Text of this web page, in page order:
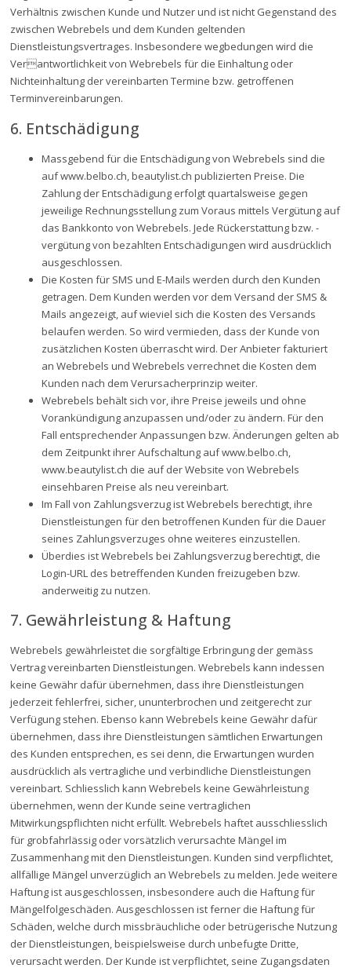
Verhältnis zwischen Kunde und Nutzer und ist nicht Gegenstand des
zwischen Webrebels und dem Kunden geltenden
Dienstleistungsvertrages. Insbesondere wegbedungen wird die
Verantwortlichkeit von Webrebels für die Einhaltung oder
Nichteinhaltung der vereinbarten Termine bzw. getroffenen
Terminvereinbarungen.
6. Entschädigung
Massgebend für die Entschädigung von Webrebels sind die
auf www.belbo.ch, beautylist.ch publizierten Preise. Die
Zahlung der Entschädigung erfolgt quartalsweise gegen
jeweilige Rechnungsstellung zum Voraus mittels Vergütung auf
das Bankkonto von Webrebels. Jede Rückerstattung bzw. -
vergütung von bezahlten Entschädigungen wird ausdrücklich
ausgeschlossen.
Die Kosten für SMS und E-Mails werden durch den Kunden
getragen. Dem Kunden werden vor dem Versand der SMS &
Mails angezeigt, auf wieviel sich die Kosten des Versands
belaufen werden. So wird vermieden, dass der Kunde von
zusätzlichen Kosten überrascht wird. Der Anbieter fakturiert
an Webrebels und Webrebels verrechnet die Kosten dem
Kunden nach dem Verursacherprinzip weiter.
Webrebels behält sich vor, ihre Preise jeweils und ohne
Vorankündigung anzupassen und/oder zu ändern. Für den
Fall entsprechender Anpassungen bzw. Änderungen gelten ab
dem Zeitpunkt ihrer Aufschaltung auf www.belbo.ch,
www.beautylist.ch die auf der Website von Webrebels
einsehbaren Preise als neu vereinbart.
Im Fall von Zahlungsverzug ist Webrebels berechtigt, ihre
Dienstleistungen für den betroffenen Kunden für die Dauer
seines Zahlungsverzuges ohne weiteres einzustellen.
Überdies ist Webrebels bei Zahlungsverzug berechtigt, die
Login-URL des betreffenden Kunden freizugeben bzw.
anderweitig zu nutzen.
7. Gewährleistung & Haftung
Webrebels gewährleistet die sorgfältige Erbringung der gemäss
Vertrag vereinbarten Dienstleistungen. Webrebels kann indessen
keine Gewähr dafür übernehmen, dass ihre Dienstleistungen
jederzeit fehlerfrei, sicher, ununterbrochen und zeitgerecht zur
Verfügung stehen. Ebenso kann Webrebels keine Gewähr dafür
übernehmen, dass ihre Dienstleistungen sämtlichen Erwartungen
des Kunden entsprechen, es sei denn, die Erwartungen wurden
ausdrücklich als vertragliche und verbindliche Dienstleistungen
vereinbart. Schliesslich kann Webrebels keine Gewährleistung
übernehmen, wenn der Kunde seine vertraglichen
Mitwirkungspflichten nicht erfüllt. Webrebels haftet ausschliesslich
für grobfahrlässig oder vorsätzlich verursachte Mängel im
Zusammenhang mit den Dienstleistungen. Kunden sind verpflichtet,
allfällige Mängel unverzüglich an Webrebels zu melden. Jede weitere
Haftung ist ausgeschlossen, insbesondere auch die Haftung für
Mängelfolgeschäden. Ausgeschlossen ist ferner die Haftung für
Schäden, welche durch missbräuchliche oder betrügerische Nutzung
der Dienstleistungen, beispielsweise durch unbefugte Dritte,
verursacht werden. Der Kunde ist verpflichtet, seine Zugangsdaten